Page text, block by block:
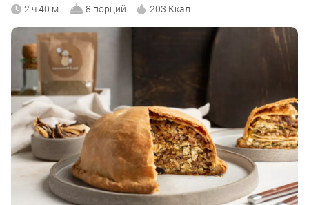
2 ч 40 м 8 порций 203 Ккал